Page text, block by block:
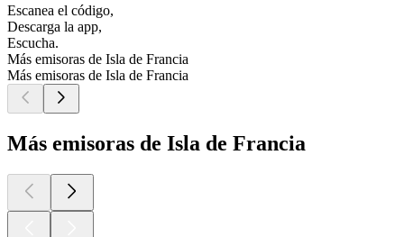
Escanea el código,
Descarga la app,
Escucha.
Más emisoras de Isla de Francia
Más emisoras de Isla de Francia
Más emisoras de Isla de Francia